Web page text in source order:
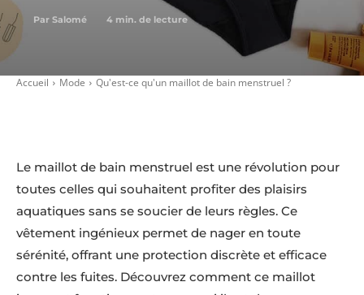
Par Salomé 4 min. de lecture
Accueil Mode Qu'est-ce qu'un maillot de bain menstruel ?
Le maillot de bain menstruel est une révolution pour
toutes celles qui souhaitent profiter des plaisirs
aquatiques sans se soucier de leurs règles. Ce
vêtement ingénieux permet de nager en toute
sérénité, offrant une protection discrète et efficace
contre les fuites. Découvrez comment ce maillot